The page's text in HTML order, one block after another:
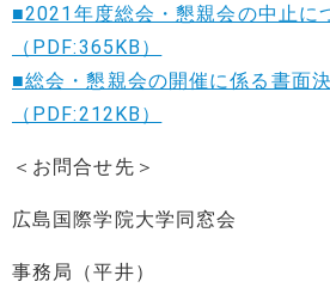
■2021年度総会・懇親会の中止に
（PDF:365KB）
■総会・懇親会の開催に係る書面
（PDF:212KB）
＜お問合せ先＞
広島国際学院大学同窓会
事務局（平井）